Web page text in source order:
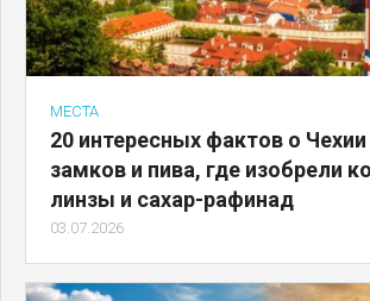
МЕСТА
20 интересных фактов о
замков и пива, где изобрели
линзы и сахар-рафинад
03.07.2026